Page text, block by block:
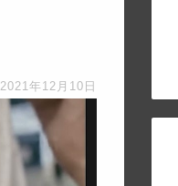
2021年12月10日